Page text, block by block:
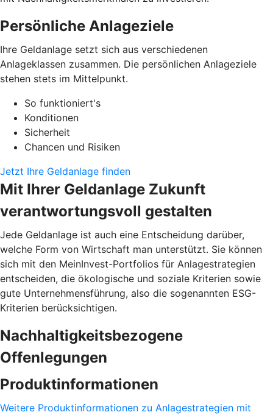
Persönliche Anlageziele
Ihre Geldanlage setzt sich aus verschiedenen
Anlageklassen zusammen. Die persönlichen Anlageziele
stehen stets im Mittelpunkt.
So funktioniert's
Konditionen
Sicherheit
Chancen und Risiken
Jetzt Ihre Geldanlage finden
Mit Ihrer Geldanlage Zukunft
verantwortungsvoll gestalten
Jede Geldanlage ist auch eine Entscheidung darüber,
welche Form von Wirtschaft man unterstützt. Sie können
sich mit den MeinInvest-Portfolios für Anlagestrategien
entscheiden, die ökologische und soziale Kriterien sowie
gute Unternehmensführung, also die sogenannten ESG-
Kriterien berücksichtigen.
Nachhaltigkeitsbezogene
Offenlegungen
Produktinformationen
Weitere Produktinformationen zu Anlagestrategien mit